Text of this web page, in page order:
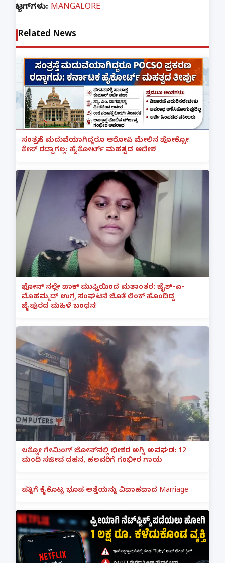
ಟ್ಯಾಗ್‌ಗಳು: MANGALORE
Related News
ಸಂತ್ರಸ್ತೆಗೆ ಮದುವೆಯಾಗಿದ್ದರೂ ಆರೋಪಿ ಮೇಲಿನ ಪೋಕ್ಸೋ
ಕೇಸ್ ರದ್ದಾಗಲ್ಲ: ಹೈಕೋರ್ಟ್ ಮಹತ್ವದ ಆದೇಶ
ಫೋನ್ ನಲ್ಲೇ ಪಾಕ್ ಮುಫ್ತಿಯಿಂದ ಮತಾಂತರ: ಜೈಶ್-ಎ-
ಮೊಹಮ್ಮದ್ ಉಗ್ರ ಸಂಘಟನೆ ಜೊತೆ ಲಿಂಕ್ ಹೊಂದಿದ್ದ
ಜೈಪುರದ ಮಹಿಳೆ ಬಂಧನ!
ಲಕ್ನೋ ಗೇಮಿಂಗ್ ಜೋನ್‌ನಲ್ಲಿ ಭೀಕರ ಅಗ್ನಿ ಅವಘಡ: 12
ಮಂದಿ ಸಜೀವ ದಹನ, ಹಲವರಿಗೆ ಗಂಭೀರ ಗಾಯ
ಪತ್ನಿಗೆ ಕೈಕೊಟ್ಟ ಭೂಪ ಅತ್ತೆಯನ್ನು ವಿವಾಹವಾದ Marriage